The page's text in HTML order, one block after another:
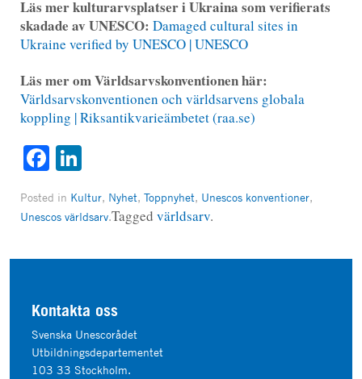
Läs mer kulturarvsplatser i Ukraina som verifierats
skadade av UNESCO: Damaged cultural sites in
Ukraine verified by UNESCO | UNESCO
Läs mer om Världsarvskonventionen här:
Världsarvskonventionen och världsarvens globala
koppling | Riksantikvarieämbetet (raa.se)
Facebook
LinkedIn
Posted in Kultur, Nyhet, Toppnyhet, Unescos konventioner,
Unescos världsarv.Tagged världsarv.
Kontakta oss
Svenska Unescorådet
Utbildningsdepartementet
103 33 Stockholm.